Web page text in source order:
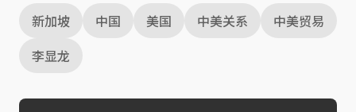
新加坡 中国 美国 中美关系
中美贸易
李显龙